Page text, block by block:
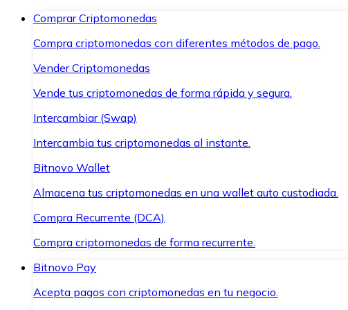
Comprar Criptomonedas
Compra criptomonedas con diferentes métodos de pago.
Vender Criptomonedas
Vende tus criptomonedas de forma rápida y segura.
Intercambiar (Swap)
Intercambia tus criptomonedas al instante.
Bitnovo Wallet
Almacena tus criptomonedas en una wallet auto custodiada.
Compra Recurrente (DCA)
Compra criptomonedas de forma recurrente.
Bitnovo Pay
Acepta pagos con criptomonedas en tu negocio.